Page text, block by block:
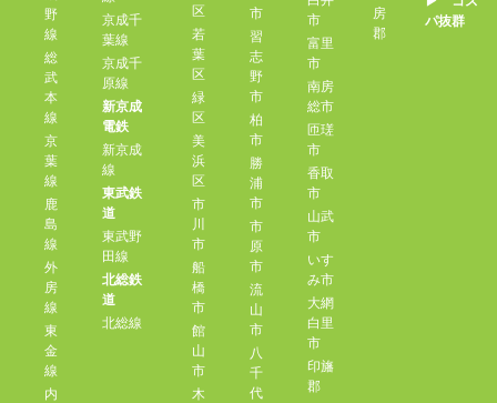
野
線
総
武
本
線
京
葉
線
鹿
島
線
外
房
線
東
金
線
内
京成千
葉線
京成千
原線
新京成
電鉄
新京成
線
東武鉄
道
東武野
田線
北総鉄
道
北総線
区
若
葉
区
緑
区
美
浜
区
市
川
市
船
橋
市
館
山
市
木
市
習
志
野
市
柏
市
勝
浦
市
市
原
市
流
山
市
八
千
代
市
富里
市
南房
総市
匝瑳
市
香取
市
山武
市
いす
み市
大網
白里
市
印旛
郡
房
郡
パ抜群